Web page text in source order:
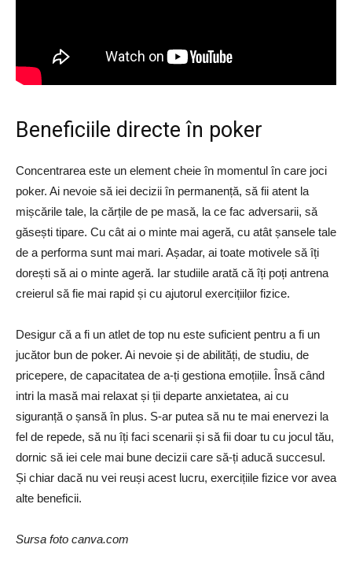
Beneficiile directe în poker
Concentrarea este un element cheie în momentul în care joci
poker. Ai nevoie să iei decizii în permanență, să fii atent la
mișcările tale, la cărțile de pe masă, la ce fac adversarii, să
găsești tipare. Cu cât ai o minte mai ageră, cu atât șansele tale
de a performa sunt mai mari. Așadar, ai toate motivele să îți
dorești să ai o minte ageră. Iar studiile arată că îți poți antrena
creierul să fie mai rapid și cu ajutorul exercițiilor fizice.
Desigur că a fi un atlet de top nu este suficient pentru a fi un
jucător bun de poker. Ai nevoie și de abilități, de studiu, de
pricepere, de capacitatea de a-ți gestiona emoțiile. Însă când
intri la masă mai relaxat și ții departe anxietatea, ai cu
siguranță o șansă în plus. S-ar putea să nu te mai enervezi la
fel de repede, să nu îți faci scenarii și să fii doar tu cu jocul tău,
dornic să iei cele mai bune decizii care să-ți aducă succesul.
Și chiar dacă nu vei reuși acest lucru, exercițiile fizice vor avea
alte beneficii.
Sursa foto canva.com